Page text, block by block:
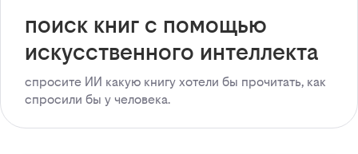
поиск книг с помощью
искусственного интеллекта
спросите ИИ какую книгу хотели бы прочитать, как
спросили бы у человека.